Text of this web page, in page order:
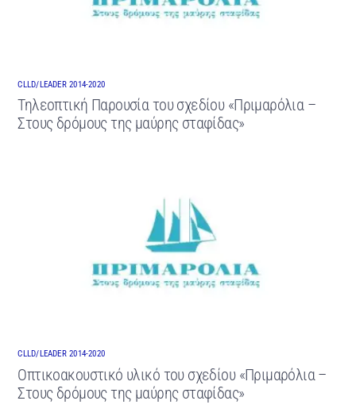
CLLD/LEADER 2014-2020
Τηλεοπτική Παρουσία του σχεδίου «Πριμαρόλια –
Στους δρόμους της μαύρης σταφίδας»
CLLD/LEADER 2014-2020
Οπτικοακουστικό υλικό του σχεδίου «Πριμαρόλια –
Στους δρόμους της μαύρης σταφίδας»